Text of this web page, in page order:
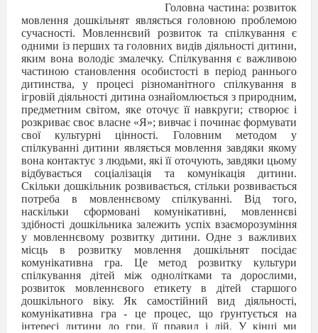
Головна частина: розвиток
мовлення дошкільнят являється головною проблемою
сучасності. Мовленнєвий розвиток та спілкування є
одними із перших та головних видів діяльності дитини,
яким вона володіє змалечку. Спілкування є важливою
частиною становлення особистості в період раннього
дитинства, у процесі різноманітного спілкування в
ігровій діяльності дитина ознайомлюється з природним,
предметним світом, яке оточує її навкруги; створює і
розкриває своє власне «Я»; вивчає і починає формувати
свої культурні цінності. Головним методом у
спілкуванні дитини являється мовлення завдяки якому
вона контактує з людьми, які її оточують, завдяки цьому
відбувається соціалізація та комунікація дитини.
Скільки дошкільник розвивається, стільки розвивається
потреба в мовленнєвому спілкуванні. Від того,
наскільки сформовані комунікативні, мовленнєві
здібності дошкільника залежить успіх взаєморозуміння
у мовленнєвому розвитку дитини. Одне з важливих
місць в розвитку мовлення дошкільнят посідає
комунікативна гра. Це метод розвитку культури
спілкування дітей між однолітками та дорослими,
розвиток мовленнєвого етикету в дітей старшого
дошкільного віку. Як самостійний вид діяльності,
комунікативна гра - це процес, що ґрунтується на
інтересі дитини до гри, її правил і дій. У кінці ми